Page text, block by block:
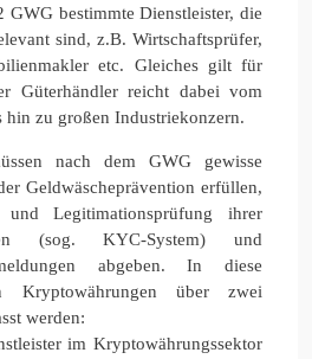
GWG bestimmte Dienstleister, die
sind, z.B. Wirtschaftsprüfer,
etc. Gleiches gilt für
Güterhändler reicht dabei vom
zu großen Industriekonzern.
nach dem GWG gewisse
Geldwäscheprävention erfüllen,
Legitimationsprüfung ihrer
(sog. KYC-System) und
abgeben. In diese
Kryptowährungen über zwei
werden:
im Kryptowährungssektor